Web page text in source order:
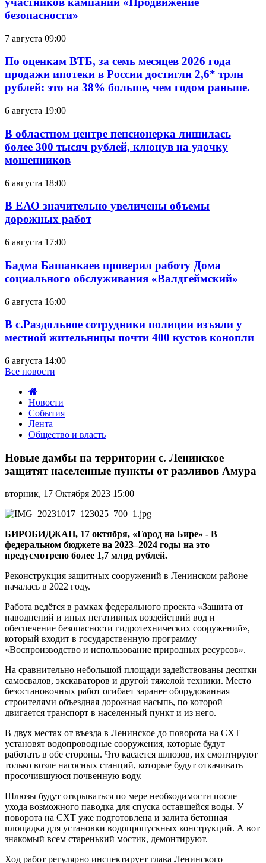
безопасности»
7 августа 09:00
По оценкам ВТБ, за семь месяцев 2026 года
продажи ипотеки в России достигли 2,6* трлн
рублей: это на 38% больше, чем годом раньше.
6 августа 19:00
В областном центре пенсионерка лишилась
более 300 тысяч рублей, клюнув на удочку
мошенников
6 августа 18:00
В ЕАО значительно увеличены объемы
дорожных работ
6 августа 17:00
Бадма Башанкаев проверил работу Дома
социального обслуживания «Валдгеймский»
6 августа 16:00
В с.Раздольное сотрудники полиции изъяли у
местной жительницы почти 400 кустов конопли
6 августа 14:00
Все новости
Новости
События
Лента
Общество и власть
дамбы
территории
Ленинское
защитят
населенные
пункты
от
разливов
Амура
Новые дамбы на территории с. Ленинское
защитят населенные пункты от разливов Амура
вторник, 17 Октября 2023 15:00
БИРОБИДЖАН, 17 октября, «Город на Бире» - В
федеральном бюджете на 2023–2024 годы на это
предусмотрено более 1,7 млрд рублей.
Реконструкция защитных сооружений в Ленинском районе
началась в 2022 году.
Работа ведётся в рамках федерального проекта «Защита от
наводнений и иных негативных воздействий вод и
обеспечение безопасности гидротехнических сооружений»,
который входит в государственную программу
«Воспроизводство и использование природных ресурсов».
На сравнительно небольшой площади задействованы десятки
самосвалов, экскаваторов и другой тяжелой техники. Место
безостановочных работ огибает заранее оборудованная
строителями объездная дорожная насыпь, по которой
двигается транспорт в населенный пункт и из него.
В двух местах от въезда в Ленинское до поворота на СХТ
установят водопроводные сооружения, которые будут
работать в обе стороны. Что касается шлюзов, их смонтируют
только возле насосных станций, которые будут откачивать
просочившуюся почвенную воду.
Шлюзы будут открываться по мере необходимости после
ухода возможного паводка для спуска оставшейся воды. У
поворота на СХТ уже подготовлена и залита бетонная
площадка для установки водопропускных конструкций. А вот
знакомый всем старенький мостик, демонтируют.
Ход работ регулярно инспектирует глава Ленинского